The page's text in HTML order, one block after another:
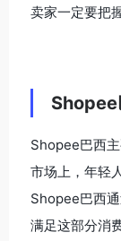
卖家一定要把
Shopee
Shopee巴西
市场上，年轻
Shopee巴西
满足这部分消